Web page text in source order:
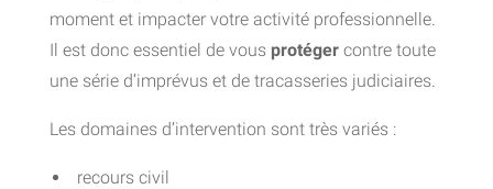
moment et impacter votre activité professionnelle.
Il est donc essentiel de vous protégercontre toute
une série d’imprévus et de tracasseries judiciaires.
Les domaines d’intervention sont très variés :
recours civil